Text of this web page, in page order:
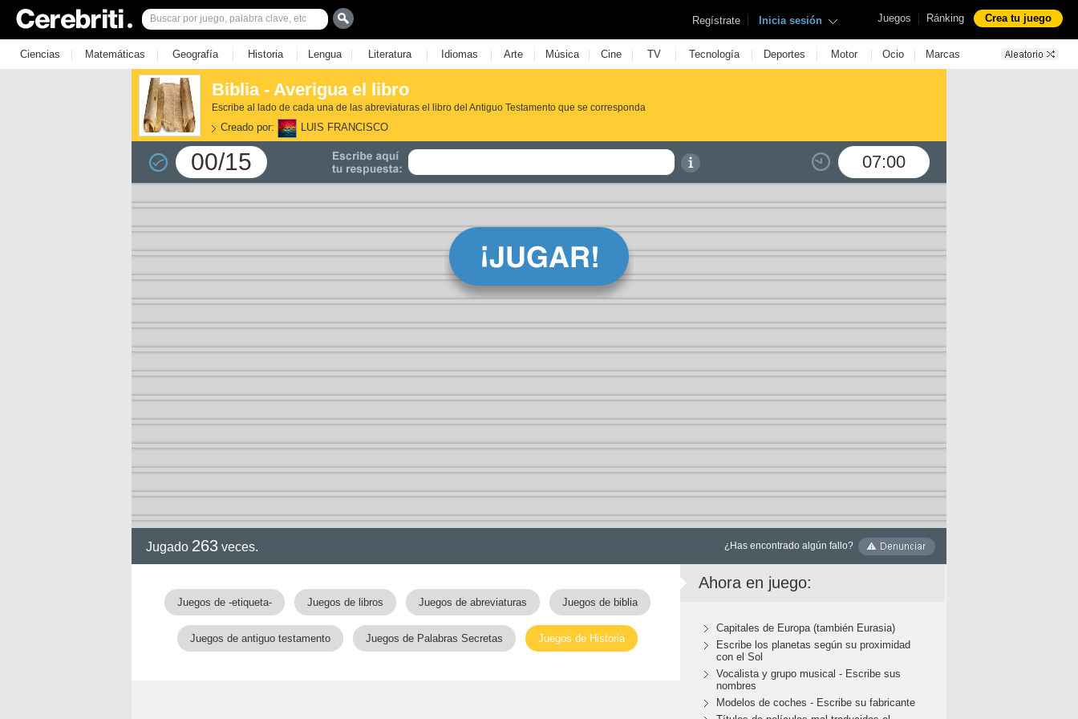
Juegos | Ránking Crea tu juego
Regístrate | Inicia sesión
Ciencias | Matemáticas | Geografía | Historia | Lengua | Literatura | Idiomas | Arte | Música | Cine | TV | Tecnología | Deportes | Motor | Ocio | Marcas
Biblia - Averigua el libro
Escribe al lado de cada una de las abreviaturas el libro del Antiguo Testamento que se corresponda
Creado por: LUIS FRANCISCO
00/15 07:00
Jugado 263 veces. ¿Has encontrado algún fallo?
Juegos de -etiqueta- Juegos de libros Juegos de abreviaturas Juegos de biblia
Juegos de antiguo testamento Juegos de Palabras Secretas Juegos de Historia
Ahora en juego:
Capitales de Europa (también Eurasia)
Escribe los planetas según su proximidad
con el Sol
Vocalista y grupo musical - Escribe sus
nombres
Modelos de coches - Escribe su fabricante